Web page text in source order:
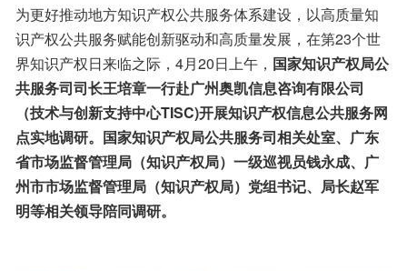
为更好推动地方知识产权公共服务体系建设，以高质量知
识产权公共服务赋能创新驱动和高质量发展，在第23个世
界知识产权日来临之际，4月20日上午， 国家知识产权局公
共服务司司长王培章一行赴广州奥凯信息咨询有限公司
（技术与创新支持中心TISC)开展知识产权信息公共服务网
点实地调研。国家知识产权局公共服务司相关处室、广东
省市场监督管理局（知识产权局）一级巡视员钱永成、广
州市市场监督管理局（知识产权局）党组书记、局长赵军
明等相关领导陪同调研。